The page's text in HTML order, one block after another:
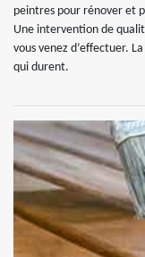
peintres pour rénover et
Une intervention de
vous venez d’effectuer.
qui durent.